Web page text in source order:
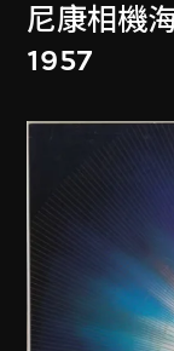
尼康相機
1957